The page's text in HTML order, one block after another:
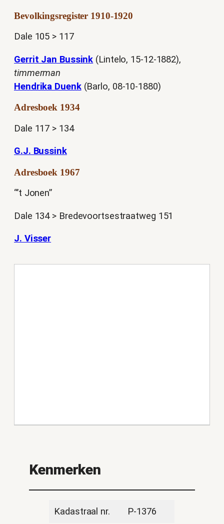
Bevolkingsregister 1910-1920
Dale 105 > 117
Gerrit Jan Bussink (Lintelo, 15-12-1882),
timmerman
Hendrika Duenk(Barlo, 08-10-1880)
Adresboek 1934
Dale 117 > 134
G.J. Bussink
Adresboek 1967
“’t Jonen”
Dale 134 > Bredevoortsestraatweg 151
J. Visser
Kenmerken
Kadastraal nr. P-1376